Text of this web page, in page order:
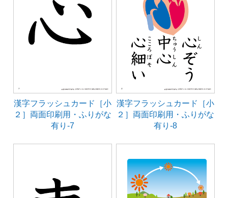
漢字フラッシュカード［小
２］両面印刷用・ふりがな
有り-7
漢字フラッシュカード［小
２］両面印刷用・ふりがな
有り-8